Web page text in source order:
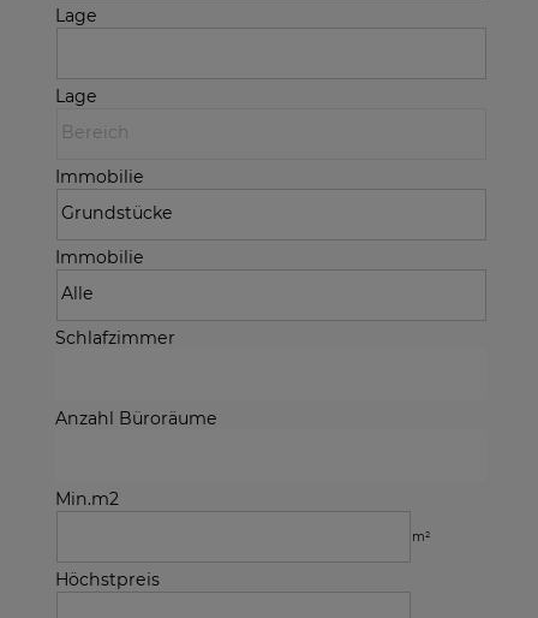
Lage
Lage
Immobilie
Immobilie
Schlafzimmer
Anzahl Büroräume
Min.m2
m²
Höchstpreis